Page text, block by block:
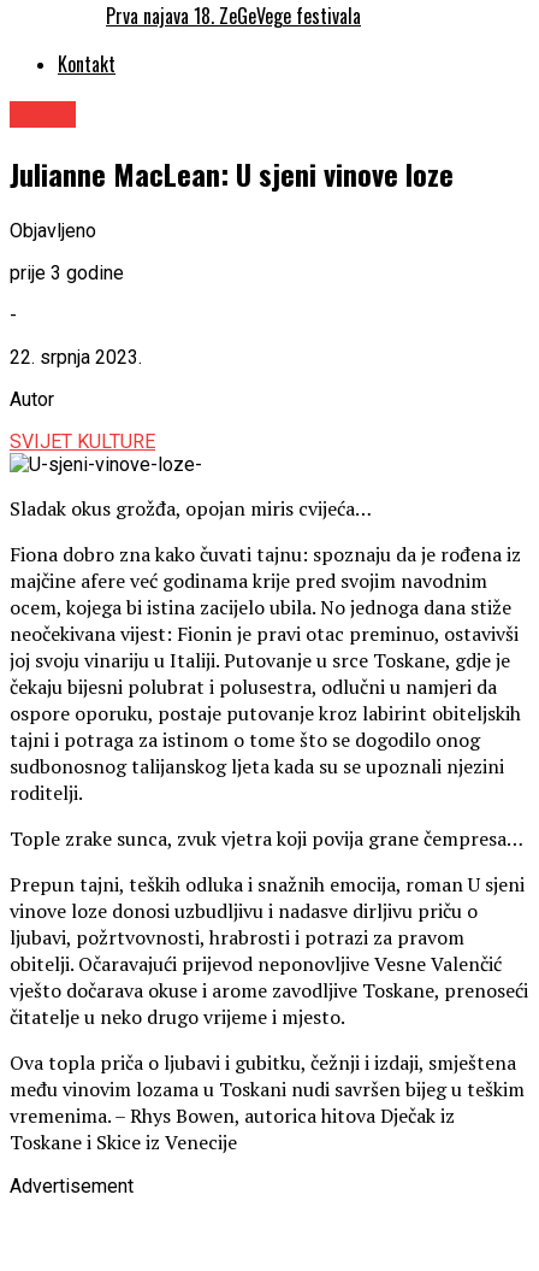
Prva najava 18. ZeGeVege festivala
Kontakt
Julianne MacLean: U sjeni vinove loze
Objavljeno
prije 3 godine
-
22. srpnja 2023.
Autor
SVIJET KULTURE
Sladak okus grožđa, opojan miris cvijeća…
Fiona dobro zna kako čuvati tajnu: spoznaju da je rođena iz
majčine afere već godinama krije pred svojim navodnim
ocem, kojega bi istina zacijelo ubila. No jednoga dana stiže
neočekivana vijest: Fionin je pravi otac preminuo, ostavivši
joj svoju vinariju u Italiji. Putovanje u srce Toskane, gdje je
čekaju bijesni polubrat i polusestra, odlučni u namjeri da
ospore oporuku, postaje putovanje kroz labirint obiteljskih
tajni i potraga za istinom o tome što se dogodilo onog
sudbonosnog talijanskog ljeta kada su se upoznali njezini
roditelji.
Tople zrake sunca, zvuk vjetra koji povija grane čempresa…
Prepun tajni, teških odluka i snažnih emocija, roman U sjeni
vinove loze donosi uzbudljivu i nadasve dirljivu priču o
ljubavi, požrtvovnosti, hrabrosti i potrazi za pravom
obitelji. Očaravajući prijevod neponovljive Vesne Valenčić
vješto dočarava okuse i arome zavodljive Toskane, prenoseći
čitatelje u neko drugo vrijeme i mjesto.
Ova topla priča o ljubavi i gubitku, čežnji i izdaji, smještena
među vinovim lozama u Toskani nudi savršen bijeg u teškim
vremenima. – Rhys Bowen, autorica hitova Dječak iz
Toskane i Skice iz Venecije
Advertisement